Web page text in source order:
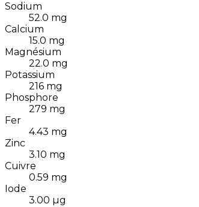
Sodium
52.0 mg
Calcium
15.0 mg
Magnésium
22.0 mg
Potassium
216 mg
Phosphore
279 mg
Fer
4.43 mg
Zinc
3.10 mg
Cuivre
0.59 mg
Iode
3.00 µg